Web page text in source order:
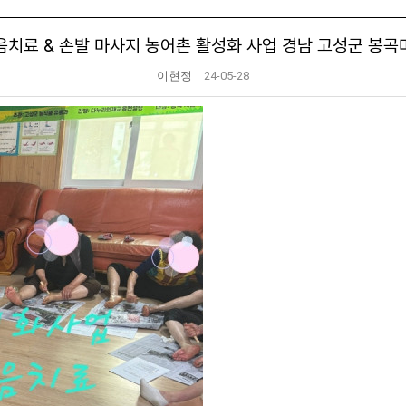
치료 & 손발 마사지 농어촌 활성화 사업 경남 고성군 봉곡
이현정 24-05-28